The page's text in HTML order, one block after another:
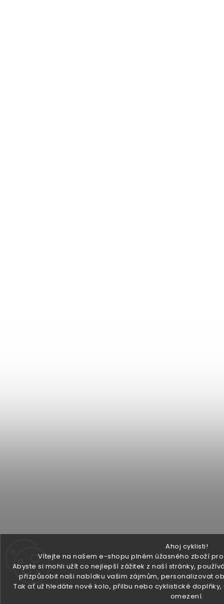
Ahoj cyklisti!
Vítejte na našem e-shopu plném úžasného zboží
Abyste si mohli užít co nejlepší zážitek z naší stránky,
přizpůsobit naši nabídku vašim zájmům, personalizovat
Tak ať už hledáte nové kolo, přilbu nebo cyklistické
omezení.